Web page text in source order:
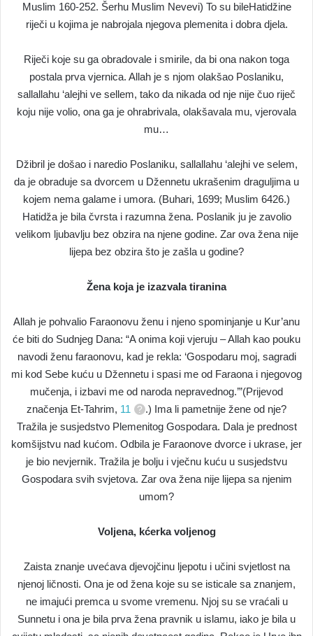
Muslim 160-252. Šerhu Muslim Nevevi) To su bileHatidžine
riječi u kojima je nabrojala njegova plemenita i dobra djela.
Riječi koje su ga obradovale i smirile, da bi ona nakon toga
postala prva vjernica. Allah je s njom olakšao Poslaniku,
sallallahu ‘alejhi ve sellem, tako da nikada od nje nije čuo riječ
koju nije volio, ona ga je ohrabrivala, olakšavala mu, vjerovala
mu…
Džibril je došao i naredio Poslaniku, sallallahu ‘alejhi ve selem,
da je obraduje sa dvorcem u Džennetu ukrašenim draguljima u
kojem nema galame i umora. (Buhari, 1699; Muslim 6426.)
Hatidža je bila čvrsta i razumna žena. Poslanik ju je zavolio
velikom ljubavlju bez obzira na njene godine. Zar ova žena nije
lijepa bez obzira što je zašla u godine?
Žena koja je izazvala tiranina
Allah je pohvalio Faraonovu ženu i njeno spominjanje u Kur’anu
će biti do Sudnjeg Dana: “A onima koji vjeruju – Allah kao pouku
navodi ženu faraonovu, kad je rekla: ‘Gospodaru moj, sagradi
mi kod Sebe kuću u Džennetu i spasi me od Faraona i njegovog
mučenja, i izbavi me od naroda nepravednog.’”(Prijevod
značenja Et-Tahrim, 11
.) Ima li pametnije žene od nje?
Tražila je susjedstvo Plemenitog Gospodara. Dala je prednost
komšijstvu nad kućom. Odbila je Faraonove dvorce i ukrase, jer
je bio nevjernik. Tražila je bolju i vječnu kuću u susjedstvu
Gospodara svih svjetova. Zar ova žena nije lijepa sa njenim
umom?
Voljena, kćerka voljenog
Zaista znanje uvećava djevojčinu ljepotu i učini svjetlost na
njenoj ličnosti. Ona je od žena koje su se isticale sa znanjem,
ne imajući premca u svome vremenu. Njoj su se vraćali u
Sunnetu i ona je bila prva žena pravnik u islamu, iako je bila u